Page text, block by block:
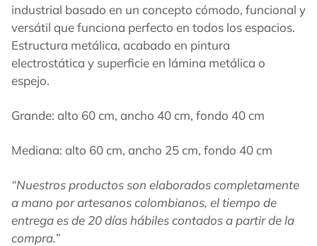
industrial basado en un concepto cómodo, funcional y
versátil que funciona perfecto en todos los espacios.
Estructura metálica, acabado en pintura
electrostática y superficie en lámina metálica o
espejo.
Grande: alto 60 cm, ancho 40 cm, fondo 40 cm
Mediana: alto 60 cm, ancho 25 cm, fondo 40 cm
“Nuestros productos son elaborados completamente
a mano por artesanos colombianos, el tiempo de
entrega es de 20 días hábiles contados a partir de la
compra.”